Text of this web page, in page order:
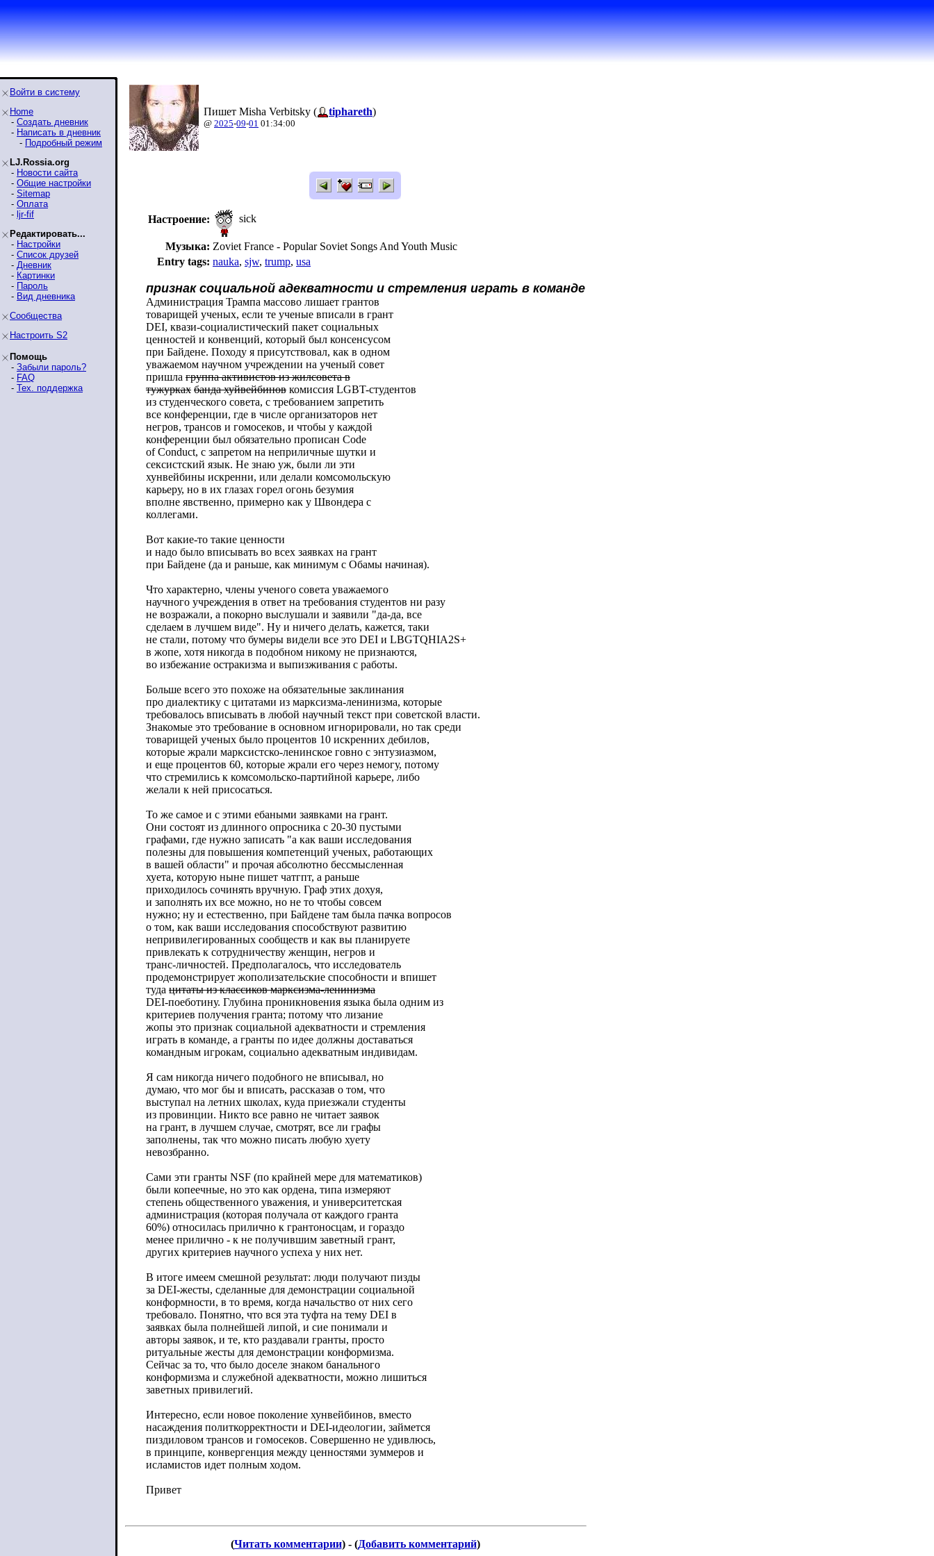
Войти в систему
Home
- Создать дневник
- Написать в дневник
- Подробный режим
LJ.Rossia.org
- Новости сайта
- Общие настройки
- Sitemap
- Оплата
- ljr-fif
Редактировать...
- Настройки
- Список друзей
- Дневник
- Картинки
- Пароль
- Вид дневника
Сообщества
Настроить S2
Помощь
- Забыли пароль?
- FAQ
- Тех. поддержка
Пишет Misha Verbitsky ( tiphareth)
@ 2025-09-01 01:34:00
Настроение: sick
Музыка: Zoviet France - Popular Soviet Songs And Youth Music
Entry tags: nauka, sjw, trump, usa
признак социальной адекватности и стремления играть в команде
Администрация Трампа массово лишает грантов
товарищей ученых, если те ученые вписали в грант
DEI, квази-социалистический пакет социальных
ценностей и конвенций, который был консенсусом
при Байдене. Походу я присутствовал, как в одном
уважаемом научном учреждении на ученый совет
пришла группа активистов из жилсовета в
тужурках банда хуйвейбинов комиссия LGBT-студентов
из студенческого совета, с требованием запретить
все конференции, где в числе организаторов нет
негров, трансов и гомосеков, и чтобы у каждой
конференции был обязательно прописан Code
of Conduct, с запретом на неприличные шутки и
сексистский язык. Не знаю уж, были ли эти
хунвейбины искренни, или делали комсомольскую
карьеру, но в их глазах горел огонь безумия
вполне явственно, примерно как у Швондера с
коллегами.
Вот какие-то такие ценности
и надо было вписывать во всех заявках на грант
при Байдене (да и раньше, как минимум с Обамы начиная).
Что характерно, члены ученого совета уважаемого
научного учреждения в ответ на требования студентов ни разу
не возражали, а покорно выслушали и заявили "да-да, все
сделаем в лучшем виде". Ну и ничего делать, кажется, таки
не стали, потому что бумеры видели все это DEI и LBGTQHIA2S+
в жопе, хотя никогда в подобном никому не признаются,
во избежание остракизма и выпизживания с работы.
Больше всего это похоже на обязательные заклинания
про диалектику с цитатами из марксизма-ленинизма, которые
требовалось вписывать в любой научный текст при советской власти.
Знакомые это требование в основном игнорировали, но так среди
товарищей ученых было процентов 10 искренних дебилов,
которые жрали марксистско-ленинское говно с энтузиазмом,
и еще процентов 60, которые жрали его через немогу, потому
что стремились к комсомольско-партийной карьере, либо
желали к ней присосаться.
То же самое и с этими ебаными заявками на грант.
Они состоят из длинного опросника с 20-30 пустыми
графами, где нужно записать "а как ваши исследования
полезны для повышения компетенций ученых, работающих
в вашей области" и прочая абсолютно бессмысленная
хуета, которую ныне пишет чатгпт, а раньше
приходилось сочинять вручную. Граф этих дохуя,
и заполнять их все можно, но не то чтобы совсем
нужно; ну и естественно, при Байдене там была пачка вопросов
о том, как ваши исследования способствуют развитию
непривилегированных сообществ и как вы планируете
привлекать к сотрудничеству женщин, негров и
транс-личностей. Предполагалось, что исследователь
продемонстрирует жополизательские способности и впишет
туда цитаты из классиков марксизма-ленинизма
DEI-поеботину. Глубина проникновения языка была одним из
критериев получения гранта; потому что лизание
жопы это признак социальной адекватности и стремления
играть в команде, а гранты по идее должны доставаться
командным игрокам, социально адекватным индивидам.
Я сам никогда ничего подобного не вписывал, но
думаю, что мог бы и вписать, рассказав о том, что
выступал на летних школах, куда приезжали студенты
из провинции. Никто все равно не читает заявок
на грант, в лучшем случае, смотрят, все ли графы
заполнены, так что можно писать любую хуету
невозбранно.
Сами эти гранты NSF (по крайней мере для математиков)
были копеечные, но это как ордена, типа измеряют
степень общественного уважения, и университетская
администрация (которая получала от каждого гранта
60%) относилась прилично к грантоносцам, и гораздо
менее прилично - к не получившим заветный грант,
других критериев научного успеха у них нет.
В итоге имеем смешной результат: люди получают пизды
за DEI-жесты, сделанные для демонстрации социальной
конформности, в то время, когда начальство от них сего
требовало. Понятно, что вся эта туфта на тему DEI в
заявках была полнейшей липой, и сие понимали и
авторы заявок, и те, кто раздавали гранты, просто
ритуальные жесты для демонстрации конформизма.
Сейчас за то, что было доселе знаком банального
конформизма и служебной адекватности, можно лишиться
заветных привилегий.
Интересно, если новое поколение хунвейбинов, вместо
насаждения политкорректности и DEI-идеологии, займется
пиздиловом трансов и гомосеков. Совершенно не удивлюсь,
в принципе, конвергенция между ценностями зуммеров и
исламистов идет полным ходом.
Привет
(Читать комментарии) - (Добавить комментарий)